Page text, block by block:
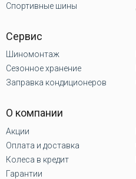
Спортивные шины
Сервис
Шиномонтаж
Сезонное хранение
Заправка кондиционеров
О компании
Акции
Оплата и доставка
Колеса в кредит
Гарантии